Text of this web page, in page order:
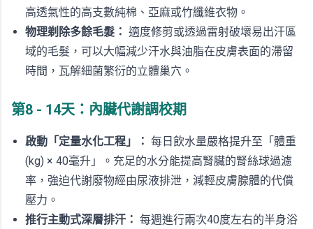
高透氣性的高支數純棉、亞麻或竹纖維衣物。
物理剃除多餘毛髮： 適度修剪或透過雷射破壞易出汗區
域的毛髮，可以大幅減少汗水與油脂在皮膚表面的滯留
時間，瓦解細菌繁衍的立體巢穴。
第8 - 14天：內臟代謝調校期
啟動「定量水化工程」： 每日飲水量嚴格提升至「體重
(kg) × 40毫升」。充足的水分能提高腎臟的腎絲球過濾
率，強迫代謝廢物經由尿液排泄，減輕皮膚腺體的代償
壓力。
推行主動式深層排汗： 每週進行兩次40度左右的半身浴